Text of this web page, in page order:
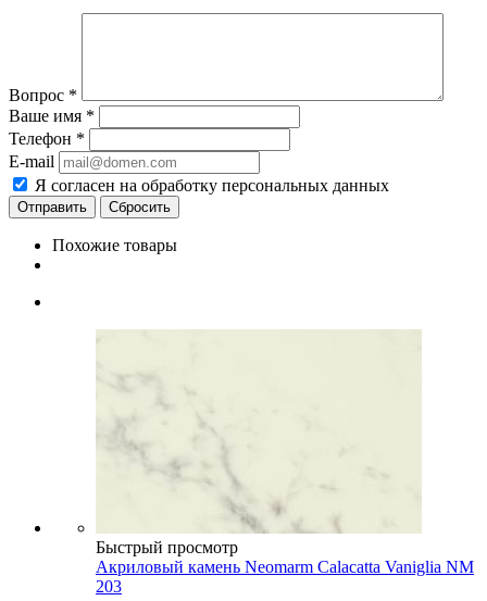
Вопрос *
Ваше имя *
Телефон *
E-mail
Я согласен на обработку персональных данных
Сбросить
Похожие товары
Быстрый просмотр
Акриловый камень Neomarm Calacatta Vaniglia NM
203